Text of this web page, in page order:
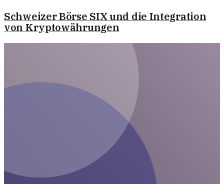
Schweizer Börse SIX und die Integration
von Kryptowährungen